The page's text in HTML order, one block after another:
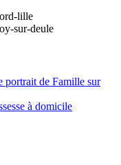
portrait de Famille sur
à domicile